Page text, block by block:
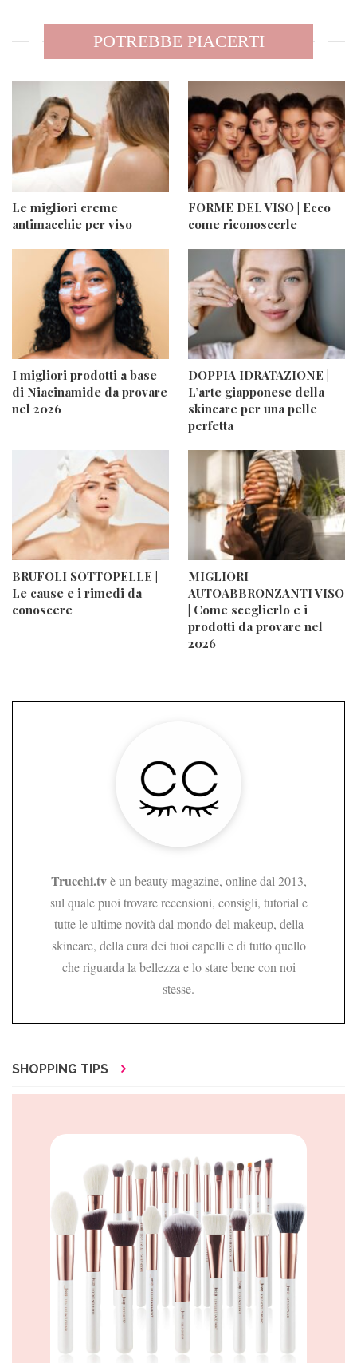
POTREBBE PIACERTI
Le migliori creme
antimacchie per viso
FORME DEL VISO | Ecco
come riconoscerle
I migliori prodotti a base
di Niacinamide da provare
nel 2026
DOPPIA IDRATAZIONE |
L’arte giapponese della
skincare per una pelle
perfetta
BRUFOLI SOTTOPELLE |
Le cause e i rimedi da
conoscere
MIGLIORI
AUTOABBRONZANTI VISO
| Come sceglierlo e i
prodotti da provare nel
2026
Trucchi.tvè un beauty magazine, online dal 2013,
sul quale puoi trovare recensioni, consigli, tutorial e
tutte le ultime novità dal mondo del makeup, della
skincare, della cura dei tuoi capelli e di tutto quello
che riguarda la bellezza e lo stare bene con noi
stesse.
SHOPPING TIPS